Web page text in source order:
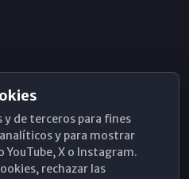
de terceros para fines
y para mostrar
X o Instagram.
rechazar las